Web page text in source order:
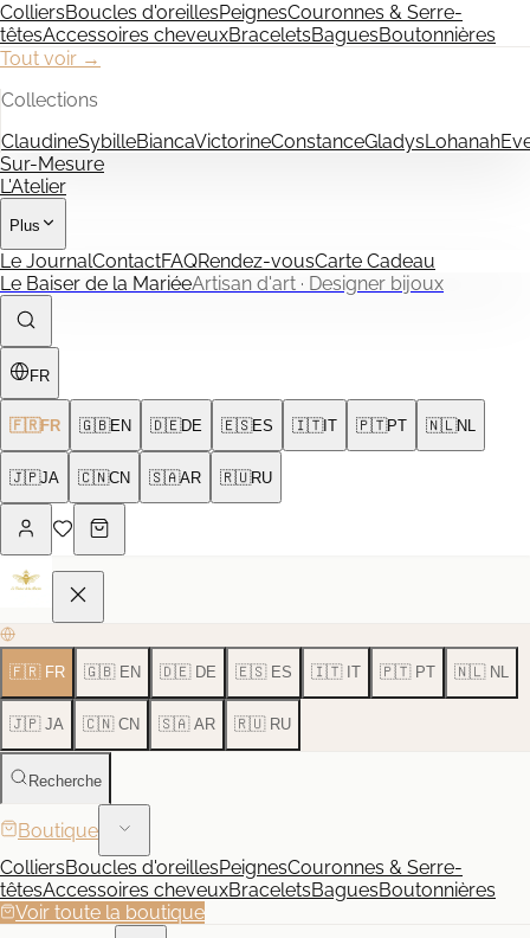
ColliersBoucles d'oreillesPeignesCouronnes & Serre-
têtesAccessoires cheveuxBraceletsBaguesBoutonnières
Tout voir →
Collections
ClaudineSybilleBiancaVictorineConstanceGladysLohanah
Sur-Mesure
L'Atelier
Plus
Le JournalContactFAQRendez-vousCarte Cadeau
Le Baiser de la MariéeArtisan d'art · Designer bijoux
FR
🇫🇷 FR 🇬🇧EN 🇩🇪DE 🇪🇸ES 🇮🇹IT 🇵🇹PT 🇳🇱NL
🇯🇵JA 🇨🇳CN 🇸🇦AR 🇷🇺RU
🇫🇷 FR 🇬🇧 EN 🇩🇪 DE 🇪🇸 ES 🇮🇹 IT 🇵🇹 PT 🇳🇱 NL
🇯🇵 JA 🇨🇳 CN 🇸🇦 AR 🇷🇺 RU
Recherche
Boutique
ColliersBoucles d'oreillesPeignesCouronnes & Serre-
têtesAccessoires cheveuxBraceletsBaguesBoutonnières
Voir toute la boutique